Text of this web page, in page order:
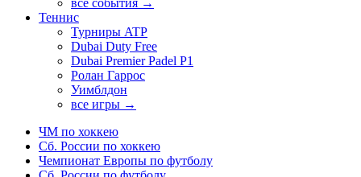
все события →
Теннис
Турниры ATP
Dubai Duty Free
Dubai Premier Padel P1
Ролан Гаррос
Уимблдон
все игры →
ЧМ по хоккею
Сб. России по хоккею
Чемпионат Европы по футболу